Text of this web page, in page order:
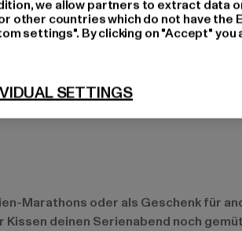
sind minimalistische Designs mit
Alltag integrieren, ohne zu
dass ihre Produkte aus recycelten
schonen.
Marathons oder als Geschenk für
deinen Serienabend noch
we allow partners to extract data
other countries which do not have the
settings". By clicking on "Accept" you
SETTINGS